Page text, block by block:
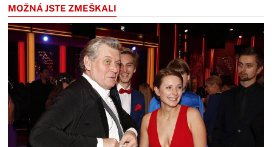
MOŽNÁ JSTE ZMEŠKALI